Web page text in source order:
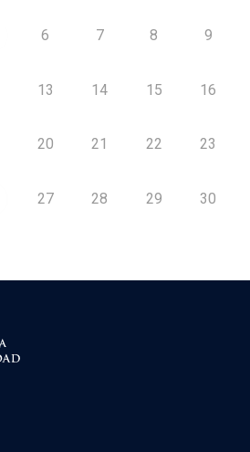
6 7 8 9
13 14 15 16
20 21 22 23
27 28 29 30